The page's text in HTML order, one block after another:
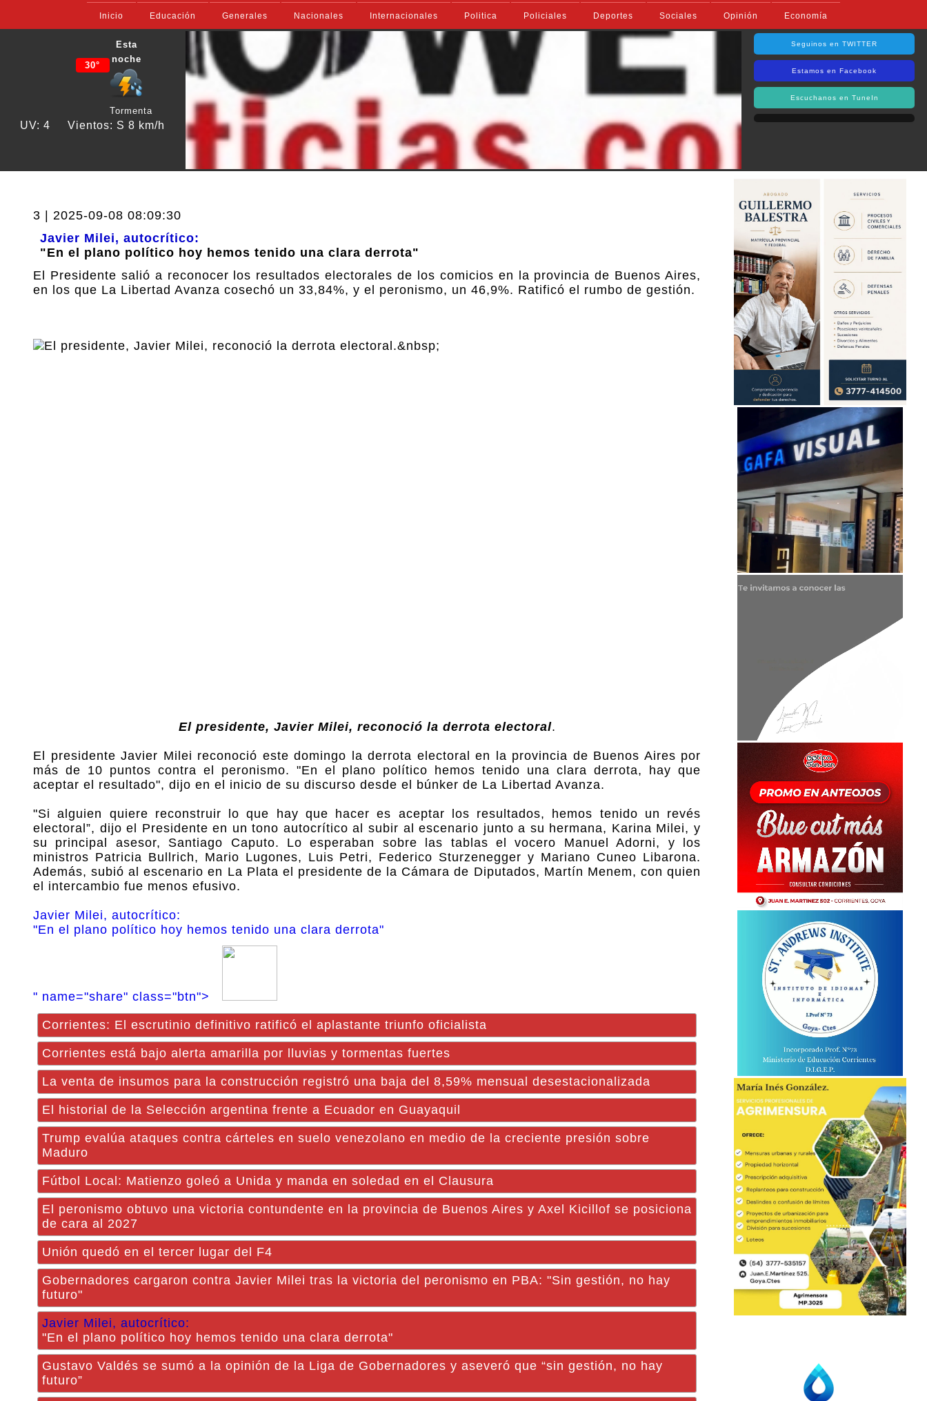
Inicio Educación Generales Nacionales Internacionales Politica Policiales Deportes Sociales Opinión Economía
30°
Esta
noche
Tormenta
UV: 4 Vientos: S 8 km/h
Seguinos en TWITTER
Estamos en Facebook
Escuchanos en TuneIn
3 | 2025-09-08 08:09:30
Javier Milei, autocrítico:
"En el plano político hoy hemos tenido una clara derrota"
El Presidente salió a reconocer los resultados electorales de los comicios en la provincia de Buenos Aires,
en los que La Libertad Avanza cosechó un 33,84%, y el peronismo, un 46,9%. Ratificó el rumbo de gestión.
El presidente, Javier Milei, reconoció la derrota electoral.
El presidente Javier Milei reconoció este domingo la derrota electoral en la provincia de Buenos Aires por
más de 10 puntos contra el peronismo. "En el plano político hemos tenido una clara derrota, hay que
aceptar el resultado", dijo en el inicio de su discurso desde el búnker de La Libertad Avanza.
"Si alguien quiere reconstruir lo que hay que hacer es aceptar los resultados, hemos tenido un revés
electoral”, dijo el Presidente en un tono autocrítico al subir al escenario junto a su hermana, Karina Milei, y
su principal asesor, Santiago Caputo. Lo esperaban sobre las tablas el vocero Manuel Adorni, y los
ministros Patricia Bullrich, Mario Lugones, Luis Petri, Federico Sturzenegger y Mariano Cuneo Libarona.
Además, subió al escenario en La Plata el presidente de la Cámara de Diputados, Martín Menem, con quien
el intercambio fue menos efusivo.
Javier Milei, autocrítico:
"En el plano político hoy hemos tenido una clara derrota"
" name="share" class="btn">
Corrientes: El escrutinio definitivo ratificó el aplastante triunfo oficialista
Corrientes está bajo alerta amarilla por lluvias y tormentas fuertes
La venta de insumos para la construcción registró una baja del 8,59% mensual desestacionalizada
El historial de la Selección argentina frente a Ecuador en Guayaquil
Trump evalúa ataques contra cárteles en suelo venezolano en medio de la creciente presión sobre
Maduro
Fútbol Local: Matienzo goleó a Unida y manda en soledad en el Clausura
El peronismo obtuvo una victoria contundente en la provincia de Buenos Aires y Axel Kicillof se posiciona
de cara al 2027
Unión quedó en el tercer lugar del F4
Gobernadores cargaron contra Javier Milei tras la victoria del peronismo en PBA: "Sin gestión, no hay
futuro"
Javier Milei, autocrítico:
"En el plano político hoy hemos tenido una clara derrota"
Gustavo Valdés se sumó a la opinión de la Liga de Gobernadores y aseveró que “sin gestión, no hay
futuro”